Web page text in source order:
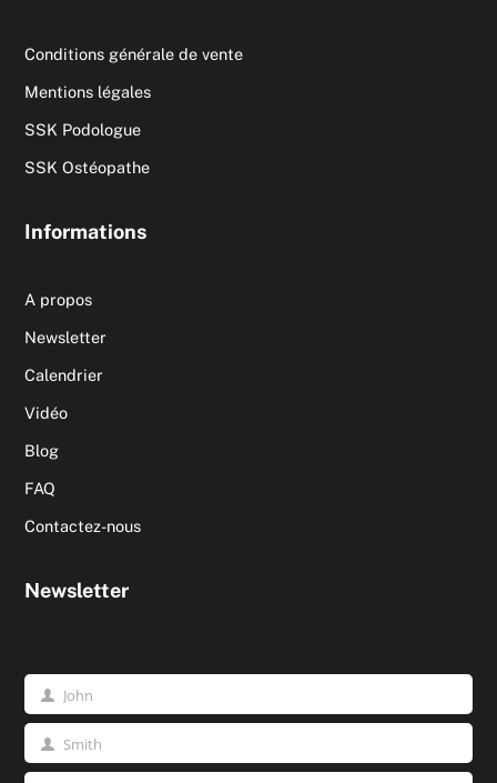
Conditions générale de vente
Mentions légales
SSK Podologue
SSK Ostéopathe
Informations
A propos
Newsletter
Calendrier
Vidéo
Blog
FAQ
Contactez-nous
Newsletter
PrénomJohn
Nom Smith